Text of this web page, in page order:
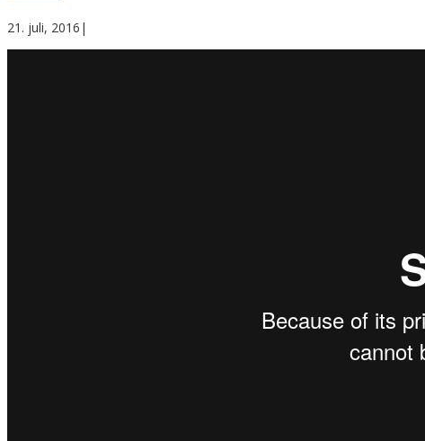
21. juli, 2016 |